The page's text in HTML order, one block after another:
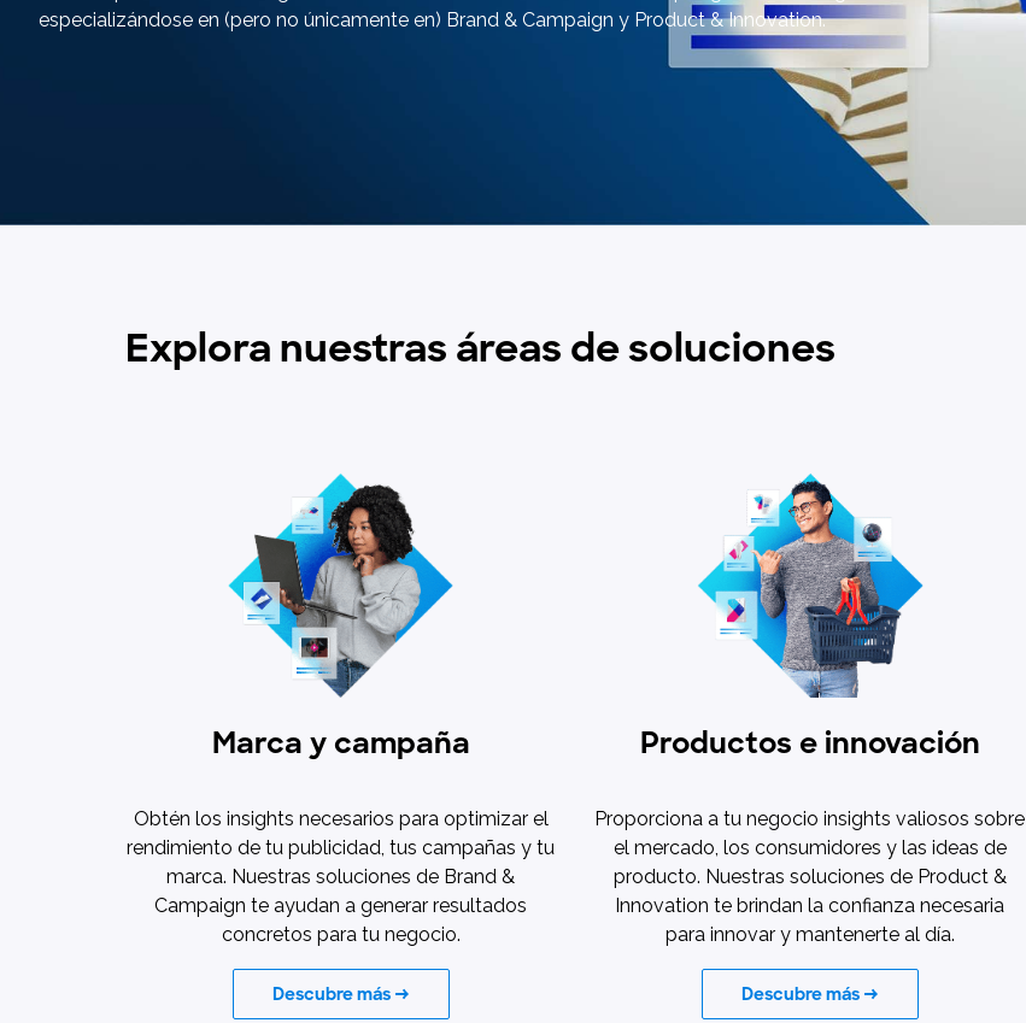
agilidad.
especializándose en (pero no únicamente en) Brand & Campaign y Product & Innovation.
Explora nuestras áreas de soluciones
Marca y campaña
Obtén los insights necesarios para optimizar el
rendimiento de tu publicidad, tus campañas y tu
marca. Nuestras soluciones de Brand &
Campaign te ayudan a generar resultados
concretos para tu negocio.
Descubre más →
Productos e innovación
Proporciona a tu negocio insights valiosos sobre
el mercado, los consumidores y las ideas de
producto. Nuestras soluciones de Product &
Innovation te brindan la confianza necesaria
para innovar y mantenerte al día.
Descubre más →